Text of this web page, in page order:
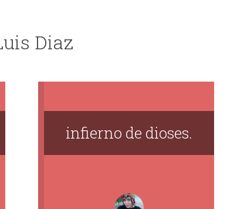
Diaz
infierno de dioses.